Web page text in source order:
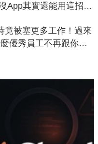
App其實還能用這招報
竟被塞更多工作！過來
優秀員工不再跟你分